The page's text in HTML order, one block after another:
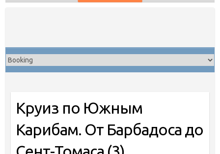
Круиз по Южным
Карибам. От Барбадоса до